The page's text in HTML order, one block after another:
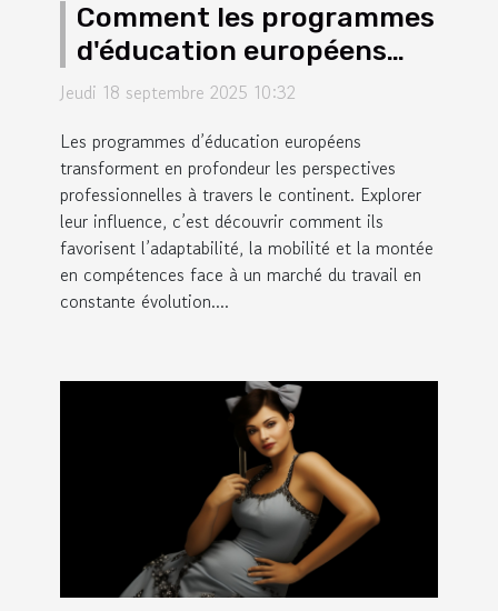
Comment les programmes
d'éducation européens
façonnent-ils les
Jeudi 18 septembre 2025 10:32
Les programmes d’éducation européens
transforment en profondeur les perspectives
professionnelles à travers le continent. Explorer
leur influence, c’est découvrir comment ils
favorisent l’adaptabilité, la mobilité et la montée
en compétences face à un marché du travail en
constante évolution....